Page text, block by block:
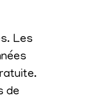
Les
de